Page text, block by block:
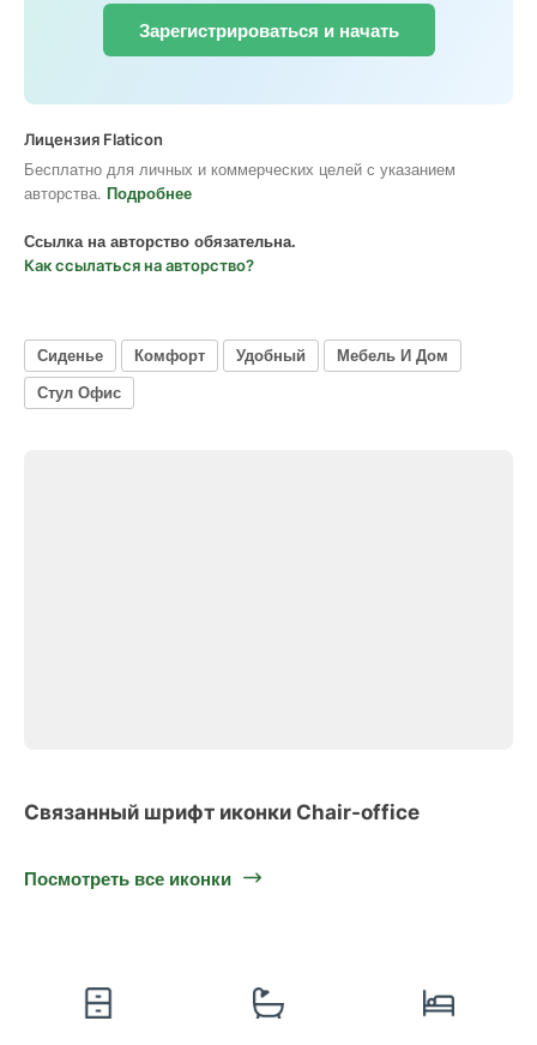
Зарегистрироваться и начать
Лицензия Flaticon
Бесплатно для личных и коммерческих целей с указанием
авторства. Подробнее
Ссылка на авторство обязательна.
Как ссылаться на авторство?
Сиденье Комфорт Удобный
Мебель И Дом
Стул Офис
Связанный шрифт иконки Chair-office
Посмотреть все иконки